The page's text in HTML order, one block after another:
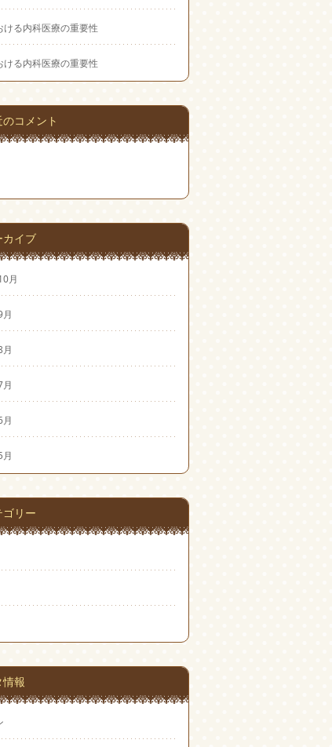
ける内科医療の重要性
ける内科医療の重要性
コメント
カイブ
月
ゴリー
情報